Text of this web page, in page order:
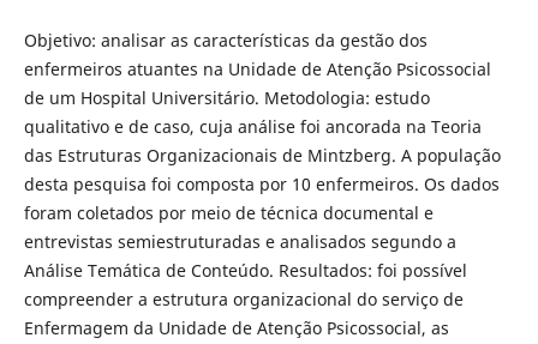
Objetivo: analisar as características da gestão dos
enfermeiros atuantes na Unidade de Atenção Psicossocial
de um Hospital Universitário. Metodologia: estudo
qualitativo e de caso, cuja análise foi ancorada na Teoria
das Estruturas Organizacionais de Mintzberg. A população
desta pesquisa foi composta por 10 enfermeiros. Os dados
foram coletados por meio de técnica documental e
entrevistas semiestruturadas e analisados ​​segundo a
Análise Temática de Conteúdo. Resultados: foi possível
compreender a estrutura organizacional do serviço de
Enfermagem da Unidade de Atenção Psicossocial, as